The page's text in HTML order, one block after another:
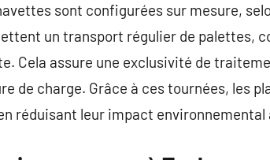
sont configurées sur mesure,
un transport régulier de palettes,
Cela assure une exclusivité de
de charge. Grâce à ces tournées, les
réduisant leur impact